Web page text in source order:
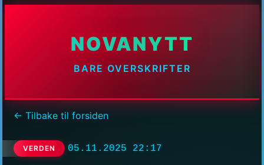
NOVANYTT
BARE OVERSKRIFTER
← Tilbake til forsiden
VERDEN 05.11.2025 22:17